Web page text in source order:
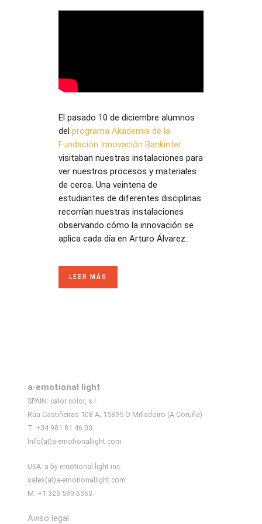
El pasado 10 de diciembre alumnos
del programa Akademia de la
Fundación Innovación Bankinter
visitaban nuestras instalaciones para
ver nuestros procesos y materiales
de cerca. Una veintena de
estudiantes de diferentes disciplinas
recorrían nuestras instalaciones
observando cómo la innovación se
aplica cada día en Arturo Álvarez.
LEER MÁS
a·emotional light
SPAIN: calor color, s.l.
Rúa Castiñeiras 108 A, 15895 O Milladoiro (A Coruña)
T. +34 981 81 46 00
Info(at)a-emotionallight.com
USA: a by emotional light inc.
sales(at)a-emotionallight.com
M. +1 323 599 6363
Aviso legal